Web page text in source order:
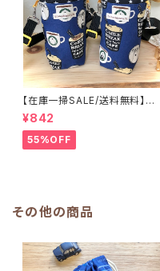
【在庫一掃SALE/送料無料】洗
える保温保冷ペットボトルカバー
＆水筒ホルダー【白くまコーヒ
ー】子供用★PS.4445｜通園用
のかわいいトートバッグや子供ス
¥842
55%OFF
その他の商品